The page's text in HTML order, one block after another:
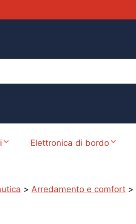
Elettronica di bordo
> Arredamento e comfort >